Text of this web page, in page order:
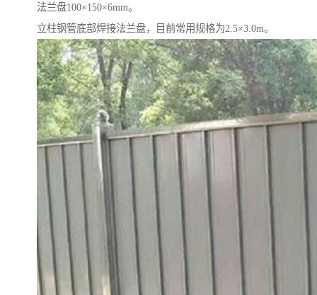
法兰盘100×150×6mm。
立柱钢管底部焊接法兰盘，目前常用规格为2.5×3.0m。